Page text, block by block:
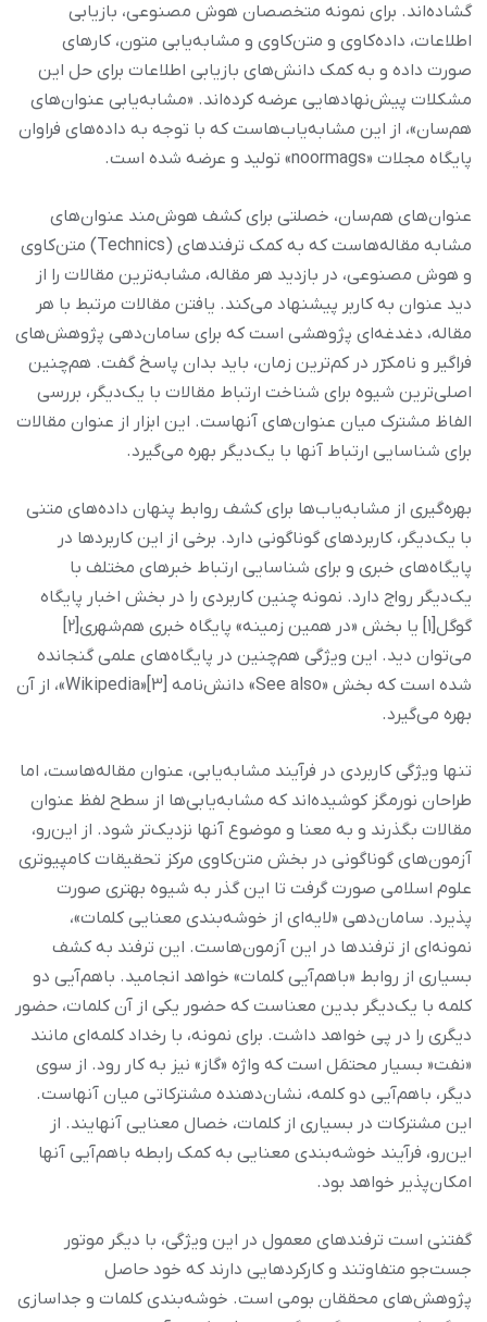
گشاده‌اند. برای نمونه متخصصان هوش مصنوعی، بازیابی
اطلاعات، داده‌کاوی و متن‌کاوی و مشابه‌‌یابی متون، کارهای
صورت داده و به کمک دانش‌های بازیابی اطلاعات برای حل این
مشکلات پیش‌نهادهایی عرضه کرده‌اند. «مشابه‌یابی عنوان‌های
هم‌سان»، از این مشابه‌یاب‌هاست که با توجه به داده‌های فراوان
پایگاه مجلات «noormags» تولید و عرضه شده است.
عنوان‌های هم‌سان، خصلتی برای کشف هوش‌مند عنوان‌های
مشابه مقاله‌هاست که به کمک ترفندهای (Technics) متن‌کاوی
و هوش مصنوعی، در بازدید هر مقاله، مشابه‌ترین مقالات را از
دید عنوان به کاربر پیشنهاد می‌کند. یافتن مقالات مرتبط با هر
مقاله، دغدغه‌ای پژوهشی است که برای سامان‌دهی پژوهش‌های
فراگیر و نامکرّر در کم‌ترین زمان، باید بدان پاسخ گفت. هم‌چنین
اصلی‌ترین شیوه برای شناخت ارتباط مقالات با یک‌دیگر، بررسی
الفاظ مشترک میان عنوان‌های آنهاست. این ابزار از عنوان مقالات
برای شناسایی ارتباط آنها با یک‌دیگر بهره می‌گیرد.
بهره‌گیری از مشابه‌یاب‌ها برای کشف روابط پنهان داده‌های متنی
با یک‌دیگر، کاربردهای گوناگونی دارد. برخی از این کاربردها در
پایگاه‌های خبری و برای شناسایی ارتباط خبرهای مختلف با
یک‌دیگر رواج دارد. نمونه چنین کاربردی را در بخش اخبار پایگاه
می‌توان دید. این ویژگی هم‌چنین در پایگاه‌های علمی گنجانده
شده است که بخش «See also» دانش‌نامه [3]«Wikipedia»، از آن
بهره می‌گیرد.
تنها ویژگی کاربردی در فرآیند مشابه‌یابی، عنوان مقاله‌هاست، اما
طراحان نورمگز کوشیده‌اند که مشابه‌یابی‌ها از سطح لفظ عنوان
مقالات بگذرند و به معنا و موضوع آنها نزدیک‌تر شود. از این‌رو،
آزمون‌های گوناگونی در بخش متن‌کاوی مرکز تحقیقات کامپیوتری
علوم اسلامی صورت گرفت تا این گذر به شیوه بهتری صورت
پذیرد. سامان‌دهی «لایه‌ای از خوشه‌بندی معنایی کلمات»،
نمونه‌ای از ترفند‌ها در این آزمون‌هاست. این ترفند به کشف
بسیاری از روابط «باهم‌آیی کلمات» خواهد انجامید. باهم‌آیی دو
کلمه با یک‌دیگر بدین معناست که حضور یکی از آن کلمات، حضور
دیگری را در پی خواهد داشت. برای نمونه، با رخداد کلمه‌ای مانند
«نفت« بسیار محتمَل است که واژه «گاز» نیز به کار رود. از سوی
دیگر، باهم‌آیی دو کلمه، نشان‌دهنده مشترکاتی میان آنهاست.
این مشترکات در بسیاری از کلمات، خصال معنایی آنهایند. از
این‌رو، فرآیند خوشه‌بندی معنایی به کمک رابطه‌ باهم‌آیی آنها
امکان‌پذیر خواهد بود.
گفتنی است ترفندهای معمول در این ویژگی، با دیگر موتور
جست‌جو متفاوتند و کارکردهایی دارند که خود حاصل
پژوهش‌های محققان بومی است. خوشه‌بندی کلمات و جداسازی